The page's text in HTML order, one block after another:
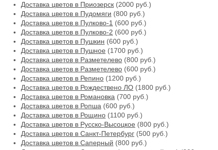
Доставка цветов в Приозерск (2000 руб.)
Доставка цветов в Пудомяги (800 руб.)
Доставка цветов в Пулково-1 (600 руб.)
Доставка цветов в Пулково-2 (600 руб.)
Доставка цветов в Пушкин (600 руб.)
Доставка цветов в Пушное (1700 руб.)
Доставка цветов в Разметелево (800 руб.)
Доставка цветов в Разметелево (600 руб.)
Доставка цветов в Репино (1200 руб.)
Доставка цветов в Рождествено ЛО (1800 руб.)
Доставка цветов в Романовка (700 руб.)
Доставка цветов в Ропша (600 руб.)
Доставка цветов в Рощино (1100 руб.)
Доставка цветов в Русско-Высоцкое (800 руб.)
Доставка цветов в Санкт-Петербург (500 руб.)
Доставка цветов в Саперный (800 руб.)